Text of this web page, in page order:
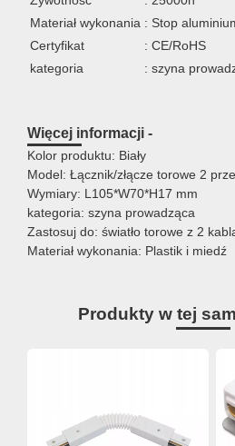
Materiał wykonania : Stop
Certyfikat
: CE/RoHS
kategoria
: szyna
Więcej informacji -
Kolor produktu: Biały
Model: Łącznik/złącze torowe 2
Wymiary: L105*W70*H17 mm
kategoria: szyna prowadząca
Zastosuj do: światło torowe z 2
Materiał wykonania: Plastik i miedź
Produkty w tej